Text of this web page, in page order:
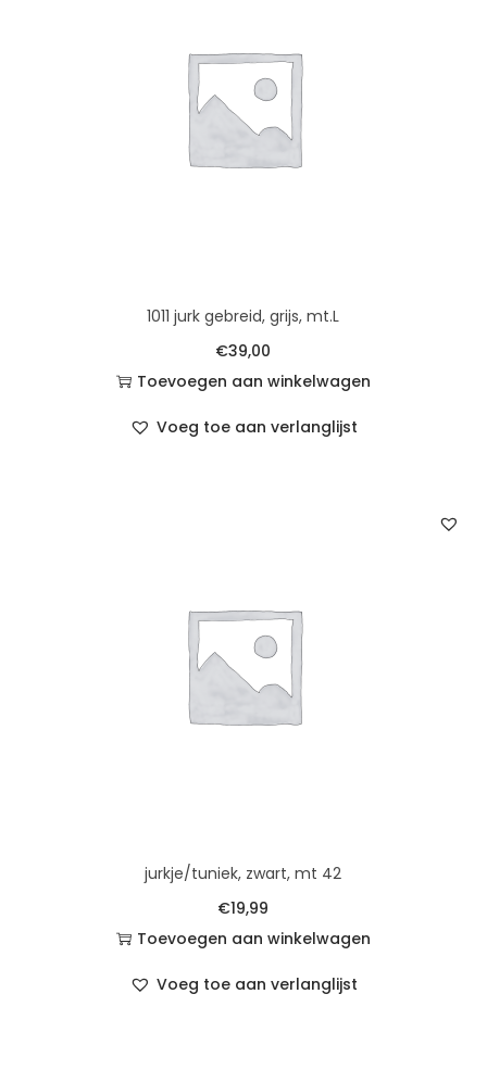
1011 jurk gebreid, grijs, mt.L
€39,00
Toevoegen aan winkelwagen
Voeg toe aan verlanglijst
jurkje/tuniek, zwart, mt 42
€19,99
Toevoegen aan winkelwagen
Voeg toe aan verlanglijst